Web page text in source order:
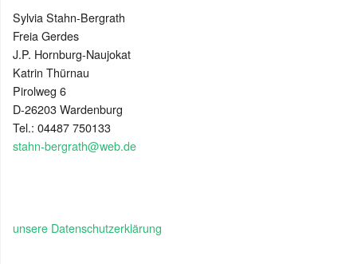
Sylvia Stahn-Bergrath
Freia Gerdes
J.P. Hornburg-Naujokat
Katrin Thürnau
Pirolweg 6
D-26203 Wardenburg
Tel.: 04487 750133
stahn-bergrath@web.de
unsere Datenschutzerklärung